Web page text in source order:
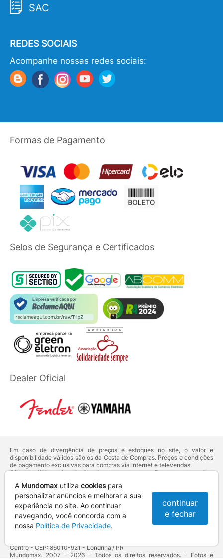
SAC
REDES SOCIAIS
Acompanhe nossas redes sociais:
Formas de Pagamento
Selos de Segurança e Certificados
Dealer Oficial
Em caso de divergência de preços e estoques no site, o valor e
disponibilidade válidos são os da Cesta de Compras. Preços e condições
de pagamento exclusivas para compras via internet e televendas.
Ofertas válidas até o término de nossos estoques. Para compras acima
deVenda Corporativa.
Os preços apresentados no site prevalecem sobre outros anunciados em
qualquer outro meio de comunicação ou sites de buscas. Código de
Defesa do Consumidor:Lei nº 8.078.
Vendas sujeitas à confirmação de dados e análises de crédito e risco.
Centro - CEP: 86010-921 - Londrina / PR
Mundomax. 2007 - 2026 - Todos os direitos reservados. - Fotos e
A Mundomax utiliza cookiespara
personalizar anúncios e melhorar a sua
experiência no site. Ao continuar
navegando, você concorda com a
nossa Política de Privacidade.
continuar
e fechar